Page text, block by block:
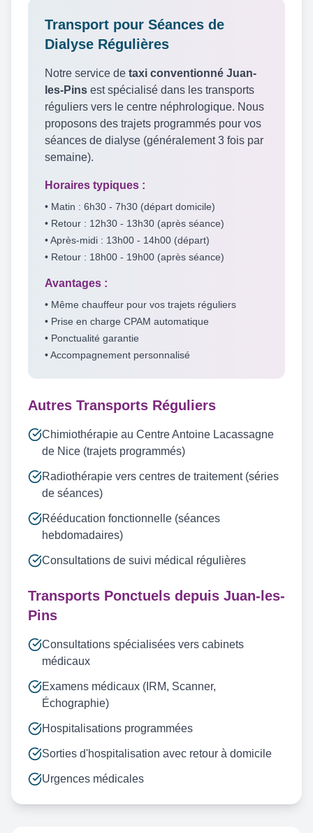
Transport pour Séances de
Dialyse Régulières
Notre service de taxi conventionné Juan-
les-Pins est spécialisé dans les transports
réguliers vers le centre néphrologique. Nous
proposons des trajets programmés pour vos
séances de dialyse (généralement 3 fois par
semaine).
Horaires typiques :
• Matin : 6h30 - 7h30 (départ domicile)
• Retour : 12h30 - 13h30 (après séance)
• Après-midi : 13h00 - 14h00 (départ)
• Retour : 18h00 - 19h00 (après séance)
Avantages :
• Même chauffeur pour vos trajets réguliers
• Prise en charge CPAM automatique
• Ponctualité garantie
• Accompagnement personnalisé
Autres Transports Réguliers
Chimiothérapie au Centre Antoine Lacassagne
de Nice (trajets programmés)
Radiothérapie vers centres de traitement (séries
de séances)
Rééducation fonctionnelle (séances
hebdomadaires)
Consultations de suivi médical régulières
Transports Ponctuels depuis Juan-les-
Pins
Consultations spécialisées vers cabinets
médicaux
Examens médicaux (IRM, Scanner,
Échographie)
Hospitalisations programmées
Sorties d'hospitalisation avec retour à domicile
Urgences médicales